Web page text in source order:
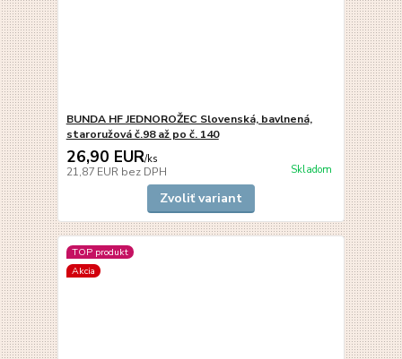
BUNDA HF JEDNOROŽEC Slovenská, bavlnená,
staroružová č.98 až po č. 140
26,90 EUR/ks
21,87 EUR bez DPH Skladom
Zvoliť variant
TOP produkt
Akcia